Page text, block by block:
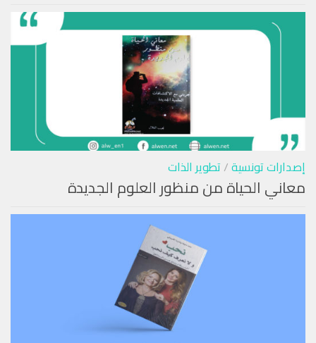
إصدارات تونسية/ تطوير الذات
معاني الحياة من منظور العلوم الجديدة